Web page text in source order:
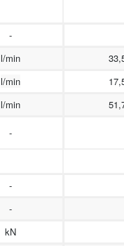
-
l/min
l/min
l/min
-
-
-
kN